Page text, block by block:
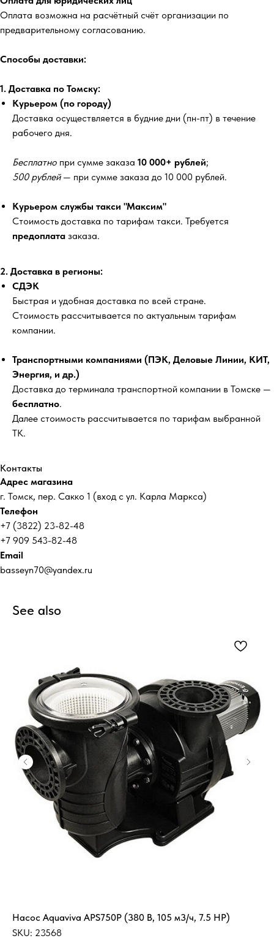
Оплата возможна на расчётный счёт организации по
предварительному согласованию.
Способы доставки:
1. Доставка по Томску:
Курьером (по городу)
Доставка осуществляется в будние дни (пн-пт) в течение
рабочего дня.
Бесплатно при сумме заказа 10 000+ рублей;
500 рублей— при сумме заказа до 10 000 рублей.
Курьером службы такси "Максим"
Стоимость доставка по тарифам такси. Требуется
предоплата заказа.
2. Доставка в регионы:
СДЭК
Быстрая и удобная доставка по всей стране.
Стоимость рассчитывается по актуальным тарифам
компании.
Транспортными компаниями (ПЭК, Деловые Линии, КИТ,
Энергия, и др.)
Доставка до терминала транспортной компании в Томске —
бесплатно.
Далее стоимость рассчитывается по тарифам выбранной
ТК.
Контакты
Адрес магазина
г. Томск, пер. Сакко 1 (вход с ул. Карла Маркса)
Телефон
+7 (3822) 23-82-48
+7 909 543-82-48
Email
basseyn70@yandex.ru
See also
Насос Aquaviva APS750P (380 В, 105 м3/ч, 7.5 HP)
SKU: 23568